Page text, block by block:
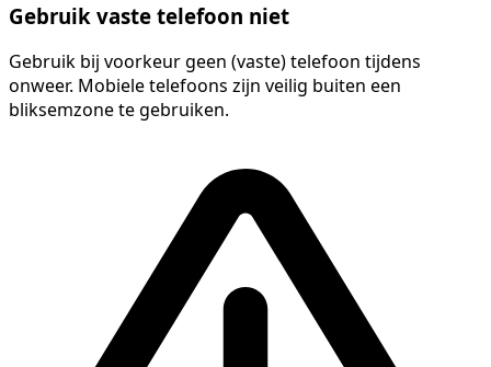
Gebruik vaste telefoon niet
Gebruik bij voorkeur geen (vaste) telefoon tijdens
onweer. Mobiele telefoons zijn veilig buiten een
bliksemzone te gebruiken.